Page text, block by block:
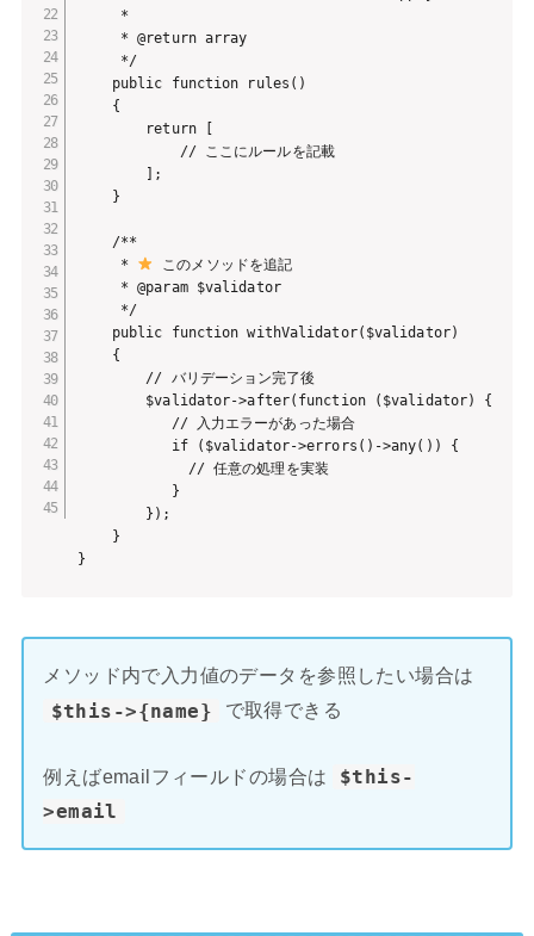
     *
     * @return array
     */
    public function rules()
    {
        return [
            // ここにルールを記載
        ];
    }
    /**
     *
このメソッドを追記
     * @param $validator
     */
    public function withValidator($validator)
    {
        // バリデーション完了後
        $validator->after(function ($validator) {
           // 入力エラーがあった場合
           if ($validator->errors()->any()) {
             // 任意の処理を実装
           }
        });
    }
メソッド内で入力値のデータを参照したい場合は
$this->{name} で取得できる
例えばemailフィールドの場合は
$this-
>email